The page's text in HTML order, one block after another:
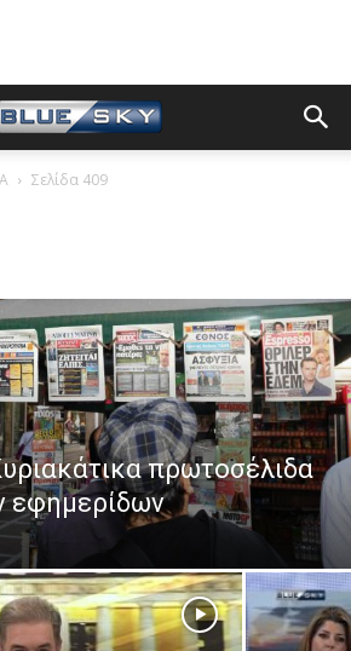
Σελίδα 409
πρωτοσέλιδα
εφημερίδων